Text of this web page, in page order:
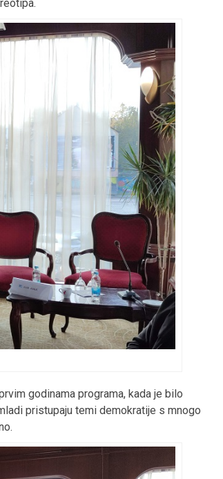
godinama programa, kada je bilo
pristupaju temi demokratije s mnogo